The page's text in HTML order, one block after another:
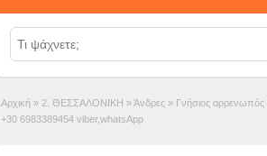
Αρχική » 2. ΘΕΣΣΑΛΟΝΙΚΗ »Άνδρες » Γνήσιος
+30 6983389454 viber,whatsApp